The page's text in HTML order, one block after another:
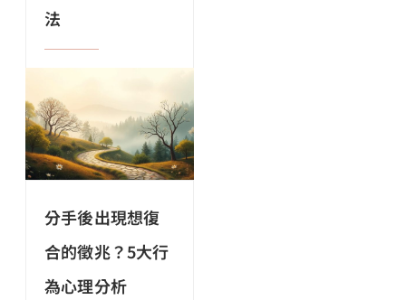
法
分手後出現想復
合的徵兆？5大行
為心理分析